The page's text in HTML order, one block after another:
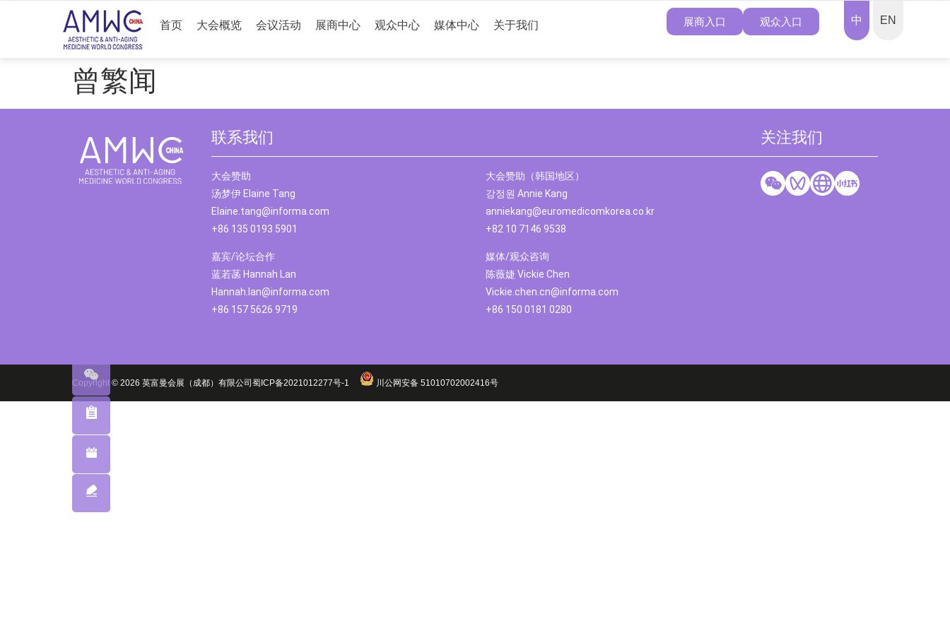
首页 大会概览 会议活动 展商中心 观众中心 媒体中心 关于我们 展商入口 观众入口 中 EN
曾繁闻
联系我们
大会赞助
汤梦伊 Elaine Tang
Elaine.tang@informa.com
+86 135 0193 5901
大会赞助（韩国地区）
강정원 Annie Kang
anniekang@euromedicomkorea.co.kr
+82 10 7146 9538
嘉宾/论坛合作
蓝若菡 Hannah Lan
Hannah.lan@informa.com
+86 157 5626 9719
媒体/观众咨询
陈薇婕 Vickie Chen
Vickie.chen.cn@informa.com
+86 150 0181 0280
关注我们
添加微
大会征
观众注
Copyright © 2026 英富曼会展（成都）有限公司蜀ICP备2021012277号-1 川公网安备 51010702002416号